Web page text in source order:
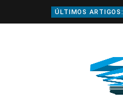
ÚLTIMOS ARTIGOS: